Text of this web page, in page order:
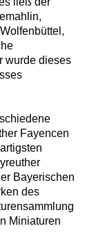
wurde dieses
Fayencen
Bayerischen
des
Miniaturen